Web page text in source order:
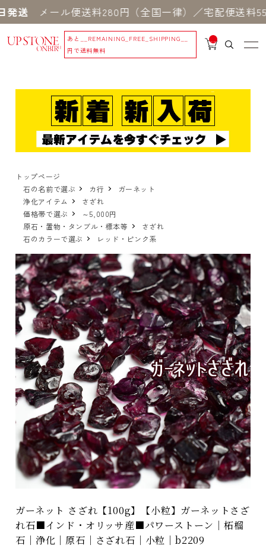
メール便送料280円（全国一律）／宅配便送料550
あと
__REMAINING_FREE_SHIPPING__
円で送料無料
__
IT
_
トップページ
石の名前で選ぶ
カ行
ガーネット
浄化アイテム
さざれ
価格帯で選ぶ
～5,000円
原石・置物・タンブル・標本等
さざれ
石のカラーで選ぶ
レッド・ピンク系
ガーネット さざれ【100g】【小粒】ガーネットさざ
れ石■インド・オリッサ産■パワーストーン｜柘榴
石｜浄化｜原石｜さざれ石｜小粒｜b2209